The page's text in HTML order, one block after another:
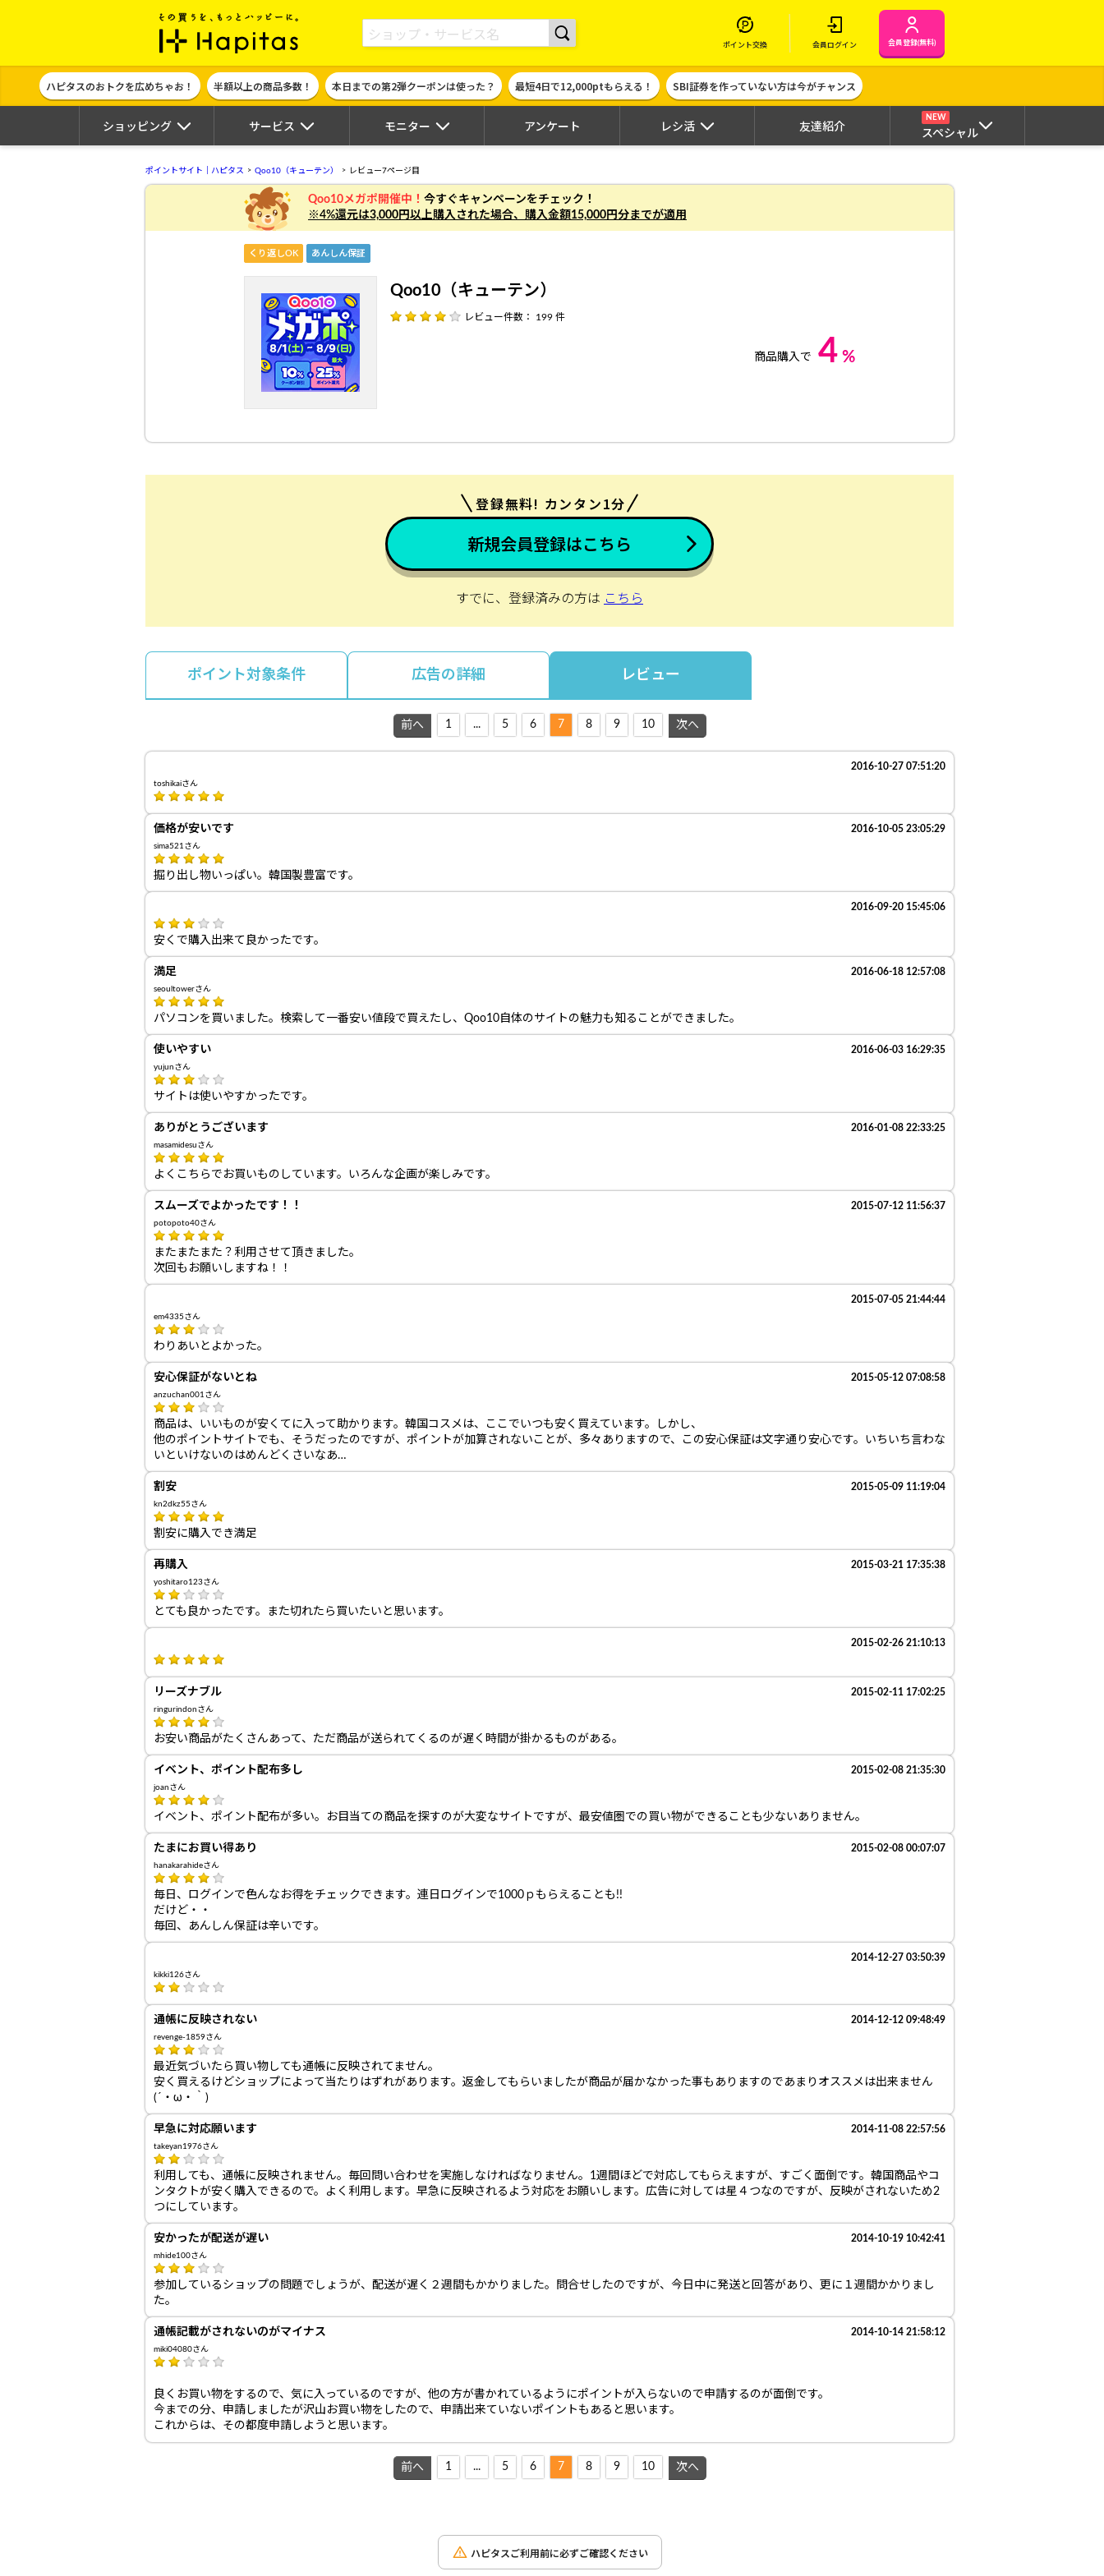
ポイント貯めて現金やギフト券に交換できるポイントサイト | ハピタス
ポイント交換 会員ログイン 会員登録(無料)
ハピタスのおトクを広めちゃお！ 半額以上の商品多数！ 本日までの第2弾クーポンは使った？ 最短4日で12,000ptもらえる！ SBI証券を作っていない方は今がチャンス
ショッピング サービス モニター アンケート レシ活 友達紹介
NEW
スペシャル
ポイントサイト｜ハピタス Qoo10（キューテン） レビュー7ページ目
Qoo10メガポ開催中！ 今すぐキャンペーンをチェック！
※4%還元は3,000円以上購入された場合、 購入金額15,000円分までが適用
くり返しOK あんしん保証
Qoo10（キューテン）
レビュー件数： 199 件
商品購入で 4 %
登録無料! カンタン1分
新規会員登録はこちら
すでに、登録済みの方は こちら
ポイント対象条件 広告の詳細 レビュー
前へ 1 ... 5 6 7 8 9 10 次へ
2016-10-27 07:51:20
toshikaiさん
価格が安いです 2016-10-05 23:05:29
sima521さん
掘り出し物いっぱい。韓国製豊富です。
2016-09-20 15:45:06
安くで購入出来て良かったです。
満足 2016-06-18 12:57:08
seoultowerさん
パソコンを買いました。検索して一番安い値段で買えたし、Qoo10自体のサイトの魅力も知ることができました。
使いやすい 2016-06-03 16:29:35
yujunさん
サイトは使いやすかったです。
ありがとうございます 2016-01-08 22:33:25
masamidesuさん
よくこちらでお買いものしています。いろんな企画が楽しみです。
スムーズでよかったです！！ 2015-07-12 11:56:37
potopoto40さん
またまたまた？利用させて頂きました。
次回もお願いしますね！！
2015-07-05 21:44:44
em4335さん
わりあいとよかった。
安心保証がないとね 2015-05-12 07:08:58
anzuchan001さん
商品は、いいものが安くてに入って助かります。韓国コスメは、ここでいつも安く買えています。しかし、
他のポイントサイトでも、そうだったのですが、ポイントが加算されないことが、多々ありますので、この安心保証は文字通り安心です。いちいち言わな
いといけないのはめんどくさいなあ…
割安 2015-05-09 11:19:04
kn2dkz55さん
割安に購入でき満足
再購入 2015-03-21 17:35:38
yoshitaro123さん
とても良かったです。また切れたら買いたいと思います。
2015-02-26 21:10:13
リーズナブル 2015-02-11 17:02:25
ringurindonさん
お安い商品がたくさんあって、ただ商品が送られてくるのが遅く時間が掛かるものがある。
イベント、ポイント配布多し 2015-02-08 21:35:30
joanさん
イベント、ポイント配布が多い。お目当ての商品を探すのが大変なサイトですが、最安値圏での買い物ができることも少ないありません。
たまにお買い得あり 2015-02-08 00:07:07
hanakarahideさん
毎日、ログインで色んなお得をチェックできます。連日ログインで1000ｐもらえることも!!
だけど・・
毎回、あんしん保証は辛いです。
2014-12-27 03:50:39
kikki126さん
通帳に反映されない 2014-12-12 09:48:49
revenge-1859さん
最近気づいたら買い物しても通帳に反映されてません。
安く買えるけどショップによって当たりはずれがあります。返金してもらいましたが商品が届かなかった事もありますのであまりオススメは出来ません
(´・ω・｀)
早急に対応願います 2014-11-08 22:57:56
takeyan1976さん
利用しても、通帳に反映されません。毎回問い合わせを実施しなければなりません。1週間ほどで対応してもらえますが、すごく面倒です。韓国商品やコ
ンタクトが安く購入できるので。よく利用します。早急に反映されるよう対応をお願いします。広告に対しては星４つなのですが、反映がされないため2
つにしています。
安かったが配送が遅い 2014-10-19 10:42:41
mhide100さん
参加しているショップの問題でしょうが、配送が遅く２週間もかかりました。問合せしたのですが、今日中に発送と回答があり、更に１週間かかりまし
た。
通帳記載がされないのがマイナス 2014-10-14 21:58:12
miki04080さん
良くお買い物をするので、気に入っているのですが、他の方が書かれているようにポイントが入らないので申請するのが面倒です。
今までの分、申請しましたが沢山お買い物をしたので、申請出来ていないポイントもあると思います。
これからは、その都度申請しようと思います。
前へ 1 ... 5 6 7 8 9 10 次へ
ハピタスご利用前に必ずご確認ください